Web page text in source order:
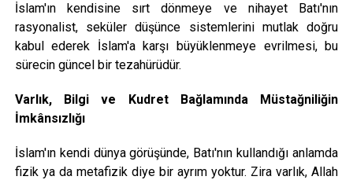
İslam'ın kendisine sırt dönmeye ve nihayet Batı'nın
rasyonalist, seküler düşünce sistemlerini mutlak doğru
kabul ederek İslam'a karşı büyüklenmeye evrilmesi, bu
sürecin güncel bir tezahürüdür.
Varlık, Bilgi ve Kudret Bağlamında Müstağniliğin
İmkânsızlığı
İslam'ın kendi dünya görüşünde, Batı'nın kullandığı anlamda
fizik ya da metafizik diye bir ayrım yoktur. Zira varlık, Allah